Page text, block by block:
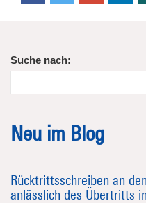
Suche nach:
Neu im Blog
Rücktrittsschreiben an
anlässlich des Übertritts